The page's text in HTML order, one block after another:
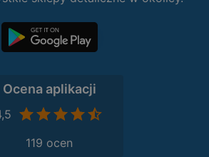
Ocena aplikacji
119 ocen